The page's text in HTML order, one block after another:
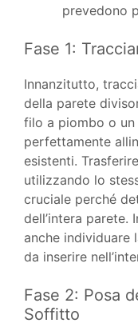
prevedono
Fase 1:
Innanzitutto,
della parete
filo a piombo o un
perfettamente
esistenti.
utilizzando lo
cruciale perché
dell’intera parete.
anche individuare
da inserire
Fase 2: Posa
Soffitto